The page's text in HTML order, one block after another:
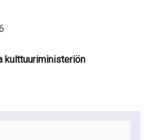
kulttuuriministeriön